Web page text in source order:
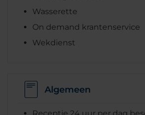
Wasserette
On demand krantenservice
Wekdienst
Algemeen